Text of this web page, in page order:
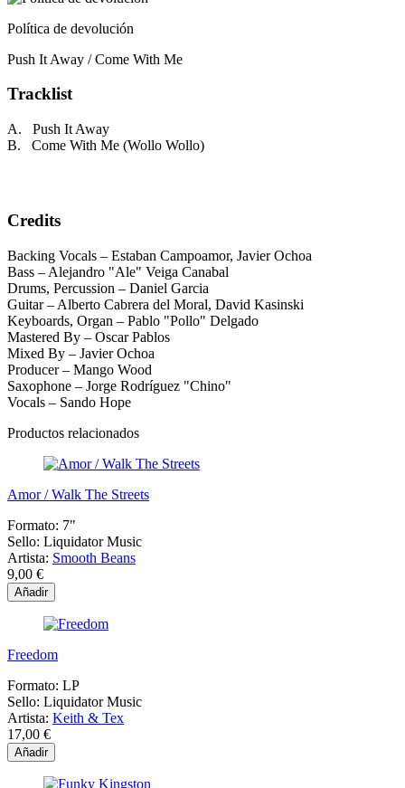
Política de devolución
Push It Away / Come With Me
Tracklist
A. Push It Away
B. Come With Me (Wollo Wollo)
Credits
Backing Vocals – Estaban Campoamor, Javier Ochoa
Bass – Alejandro "Ale" Veiga Canabal
Drums, Percussion – Daniel Garcia
Guitar – Alberto Cabrera del Moral, David Kasinski
Keyboards, Organ – Pablo "Pollo" Delgado
Mastered By – Oscar Pablos
Mixed By – Javier Ochoa
Producer – Mango Wood
Saxophone – Jorge Rodríguez "Chino"
Vocals – Sando Hope
Productos relacionados
Amor / Walk The Streets
Formato: 7"
Sello: Liquidator Music
Artista: Smooth Beans
9,00 €
Añadir
Freedom
Formato: LP
Sello: Liquidator Music
Artista: Keith & Tex
17,00 €
Añadir